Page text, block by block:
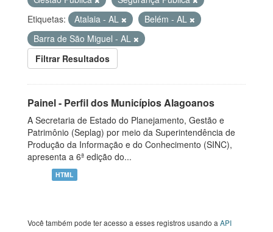
Etiquetas:
Atalaia - AL
Belém - AL
Barra de São Miguel - AL
Filtrar Resultados
Painel - Perfil dos Municípios Alagoanos
A Secretaria de Estado do Planejamento, Gestão e
Patrimônio (Seplag) por meio da Superintendência de
Produção da Informação e do Conhecimento (SINC),
apresenta a 6ª edição do...
HTML
Você também pode ter acesso a esses registros usando a API